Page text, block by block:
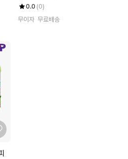
0.0 (0)
무이자 무료배송